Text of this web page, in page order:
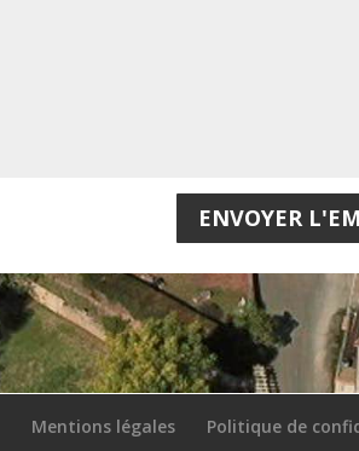
ENVOYER
Mentions légales Politique de